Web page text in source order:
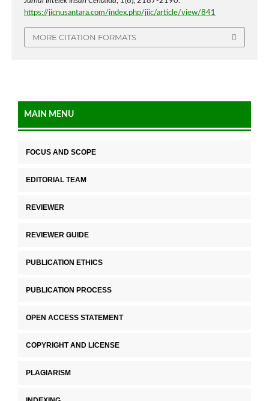
https://jicnusantara.com/index.php/jiic/article/view/841
MORE CITATION FORMATS
MAIN MENU
FOCUS AND SCOPE
EDITORIAL TEAM
REVIEWER
REVIEWER GUIDE
PUBLICATION ETHICS
PUBLICATION PROCESS
OPEN ACCESS STATEMENT
COPYRIGHT AND LICENSE
PLAGIARISM